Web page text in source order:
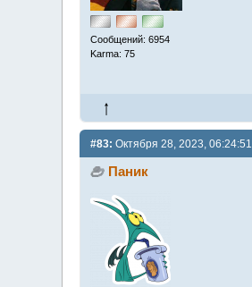
Сообщений: 6954
Karma: 75
#83: Октября 28, 2023, 06:24:51
Паник